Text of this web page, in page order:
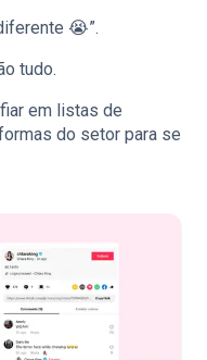
😭”.
tudo.
em listas de
do setor para se